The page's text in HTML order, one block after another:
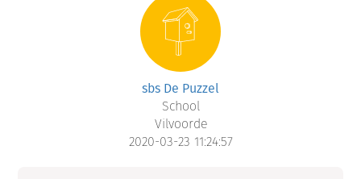
sbs De Puzzel
School
Vilvoorde
2020-03-23 11:24:57